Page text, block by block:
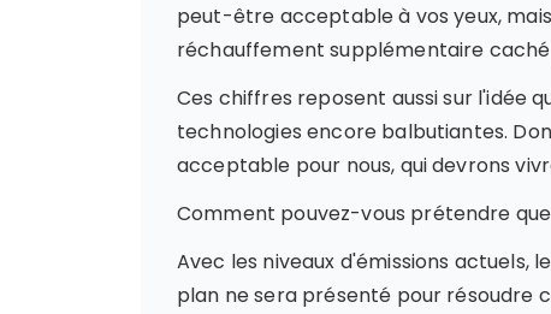
peut-être acceptable à vos yeux,
réchauffement supplémentaire
Ces chiffres reposent aussi sur l'idée
technologies encore balbutiantes.
acceptable pour nous, qui devrons
Comment pouvez-vous prétendre
Avec les niveaux d'émissions actuels,
plan ne sera présenté pour résoudre